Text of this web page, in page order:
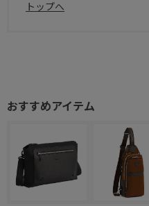
トップへ